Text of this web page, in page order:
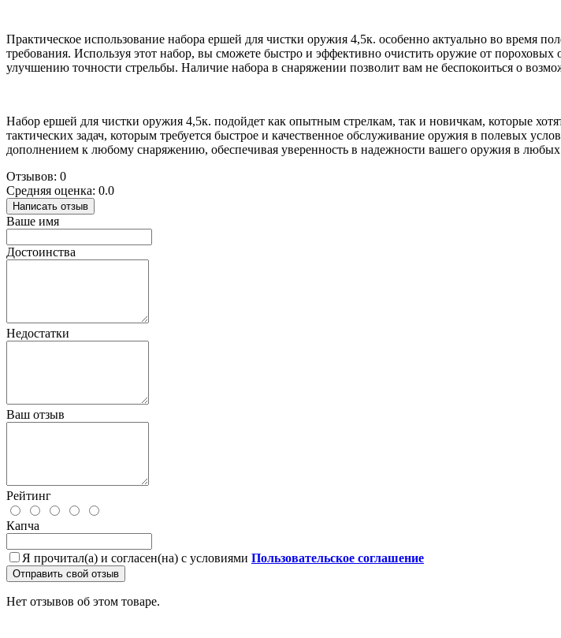
Практическое использование набора ершей для чистки оружия 4,5к. особенно актуально во время
требования. Используя этот набор, вы сможете быстро и эффективно очистить оружие от пороховых
улучшению точности стрельбы. Наличие набора в снаряжении позволит вам не беспокоиться о
Набор ершей для чистки оружия 4,5к. подойдет как опытным стрелкам, так и новичкам, которые
тактических задач, которым требуется быстрое и качественное обслуживание оружия в полевых
дополнением к любому снаряжению, обеспечивая уверенность в надежности вашего оружия в любых
Отзывов: 0
Средняя оценка: 0.0
Написать отзыв
Ваше имя
Достоинства
Недостатки
Ваш отзыв
Рейтинг
Капча
Я прочитал(а) и согласен(на) с условиями Пользовательское соглашение
Отправить свой отзыв
Нет отзывов об этом товаре.